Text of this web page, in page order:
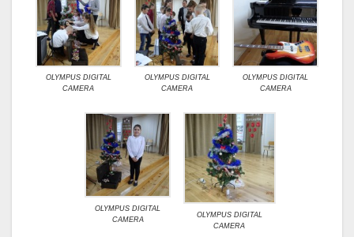
OLYMPUS DIGITAL
CAMERA
OLYMPUS DIGITAL
CAMERA
OLYMPUS DIGITAL
CAMERA
OLYMPUS DIGITAL
CAMERA
OLYMPUS DIGITAL
CAMERA